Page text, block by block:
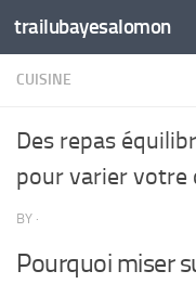
Skip to content
trailubayesalomon
CUISINE
Des repas
pour varier votre
BY ·
Pourquoi miser